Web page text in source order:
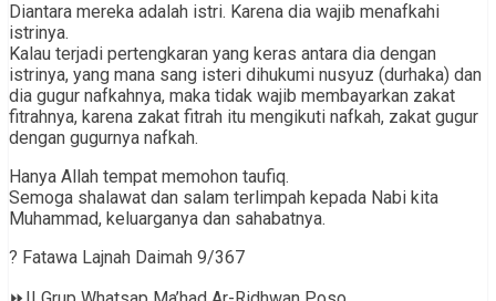
Diantara mereka adalah istri. Karena dia wajib menafkahi
istrinya.
Kalau terjadi pertengkaran yang keras antara dia dengan
istrinya, yang mana sang isteri dihukumi nusyuz (durhaka) dan
dia gugur nafkahnya, maka tidak wajib membayarkan zakat
fitrahnya, karena zakat fitrah itu mengikuti nafkah, zakat gugur
dengan gugurnya nafkah.
Hanya Allah tempat memohon taufiq.
Semoga shalawat dan salam terlimpah kepada Nabi kita
Muhammad, keluarganya dan sahabatnya.
? Fatawa Lajnah Daimah 9/367